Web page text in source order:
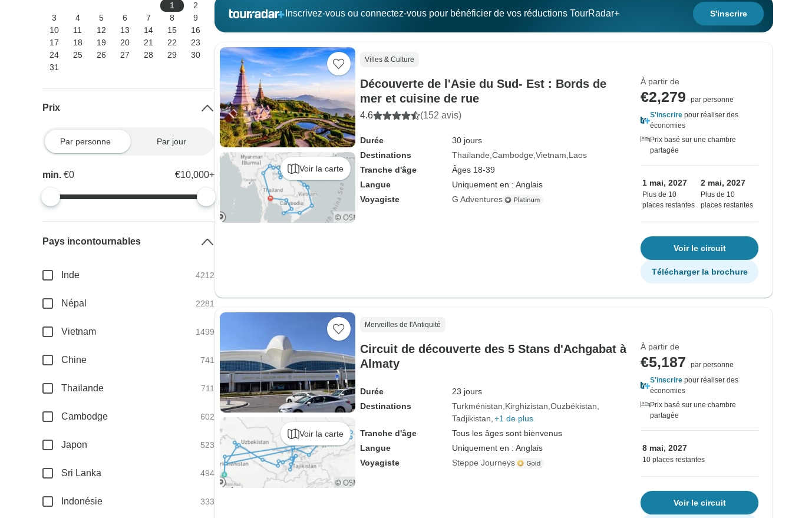
Inscrivez-vous ou connectez-vous pour bénéficier de vos réductions TourRadar+ S'inscrire
Voir la carte
Villes & Culture
Découverte de l'Asie du Sud- Est : Bords de
mer et cuisine de rue
4.6 (152 avis)
Durée
30 jours
Destinations
Thaïlande Cambodge Vietnam Laos
Tranche d'âge
Âges 18-39
Langue
Uniquement en : Anglais
Voyagiste
G Adventures
À partir de
€2,279
par personne
S'inscrire pour réaliser des
économies
Prix basé sur une chambre
partagée
1 mai, 2027
Plus de 10
places restantes
2 mai, 2027
Plus de 10
places restantes
Voir le circuit
Télécharger la brochure
Voir la carte
Merveilles de l'Antiquité
Circuit de découverte des 5 Stans d'Achgabat à
Almaty
Durée
23 jours
Destinations
Turkménistan Kirghizistan Ouzbékistan
Tadjikistan +1 de plus
Tranche d'âge
Tous les âges sont bienvenus
Langue
Uniquement en : Anglais
Voyagiste
Steppe Journeys
À partir de
€5,187
par personne
S'inscrire pour réaliser des
économies
Prix basé sur une chambre
partagée
8 mai, 2027
10 places restantes
Voir le circuit
1
2
3
4 5 6 7 8
9
10
11 12 13 14 15
16
17
18 19 20 21 22
23
24
25 26 27 28 29
30
31
Prix
Par personne Par jour
min.€0 €10,000+
Pays incontournables
Inde 4212
Népal 2281
Vietnam 1499
Chine 741
Thaïlande 711
Cambodge 602
Japon 523
Sri Lanka 494
Indonésie 333